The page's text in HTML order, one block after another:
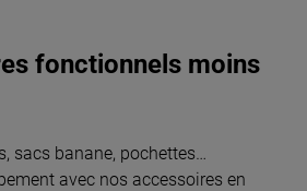
fonctionnels moins
sacs banane, pochettes…
avec nos accessoires en